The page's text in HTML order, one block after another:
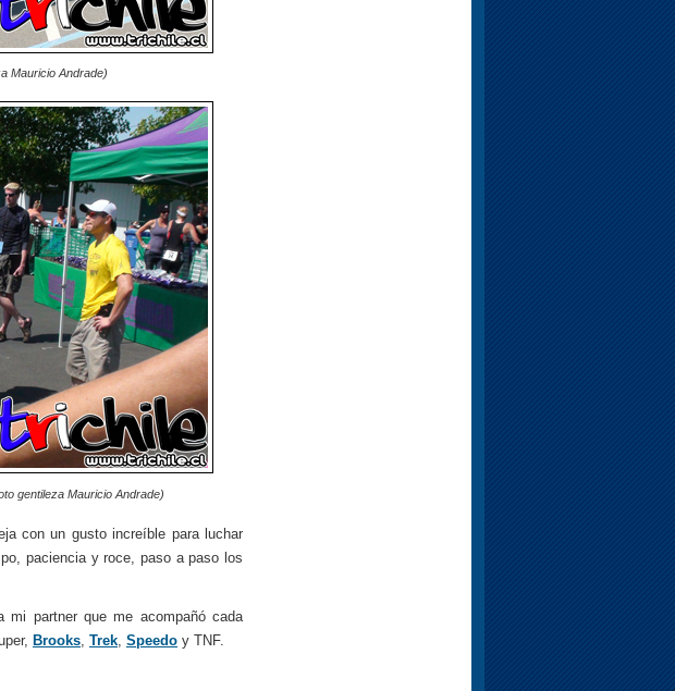
Mauricio Andrade)
gentileza Mauricio Andrade)
con un gusto increíble para luchar
paciencia y roce, paso a paso los
mi partner que me acompañó cada
Brooks Trek Speedo y TNF.